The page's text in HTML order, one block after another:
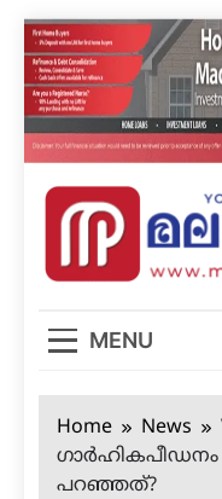
Skip
to
content
MENU
Home News
ഗാർഹികപീഡനം
പറഞ്ഞത്?